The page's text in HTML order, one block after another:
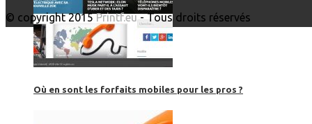
Où en sont les forfaits mobiles pour les pros ?
© copyright 2015Printf.eu- Tous droits réservés